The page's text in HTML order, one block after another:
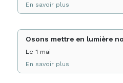
En savoir plus
Osons mettre en lumière
Le 1 mai
En savoir plus